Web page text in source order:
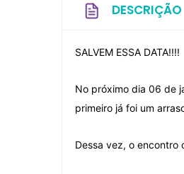
DESCRIÇÃO
SALVEM ESSA DATA!!!!
No próximo dia 06 de
primeiro já foi um
Dessa vez, o encontro